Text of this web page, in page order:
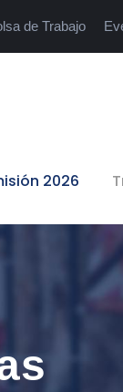
de Trabajo
2026